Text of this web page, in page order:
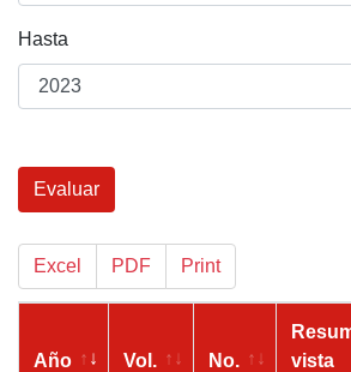
Hasta
Evaluar
Excel PDF Print
Año Vol. No.
vista